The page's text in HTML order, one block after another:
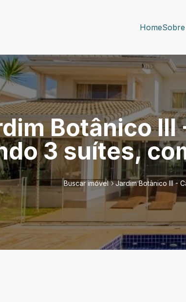
Home
Botânico III
3 suítes,
Buscar imóvel Jardim Botânico III -